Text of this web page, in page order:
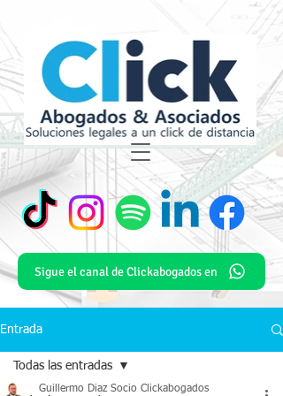
Sigue el canal de Clickabogados en
Entrada
Todas las entradas
Guillermo Diaz Socio Clickabogados